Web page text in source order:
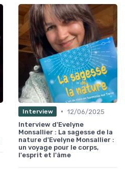
Interview • 12/06/2025
Interview d'Evelyne
Monsallier : La sagesse de la
nature d'Evelyne Monsallier :
un voyage pour le corps,
l'esprit et l'âme